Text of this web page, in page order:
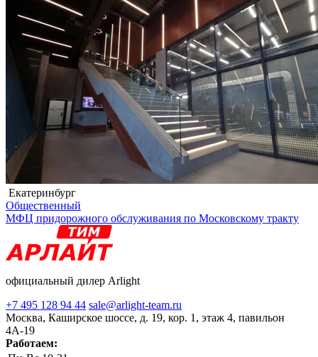
Екатеринбург
Общественный
МФЦ придорожного обслуживания по Московскому тракту
официальный дилер Arlight
+7 495 128 94 44 sale@arlight-team.ru
Москва, Каширское шоссе, д. 19, кор. 1, этаж 4, павильон
4А-19
Работаем: